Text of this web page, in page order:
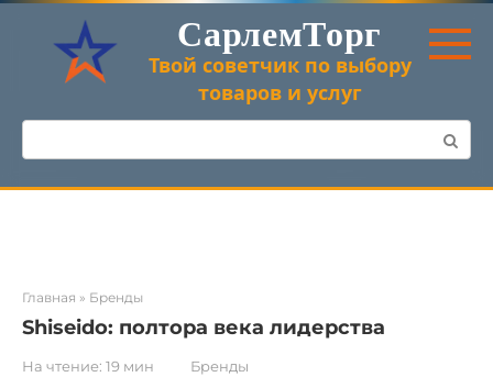
Перейти
контенту
СарлемТорг
Твой советчик по выбору
товаров и услуг
Поиск:
Главная » Бренды
Shiseido: полтора века лидерства
На чтение: 19 мин Бренды